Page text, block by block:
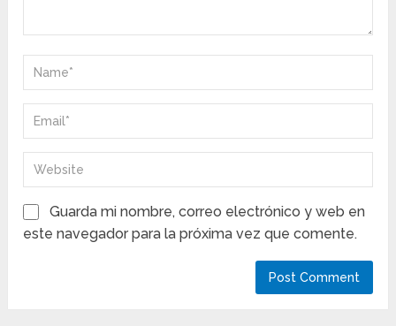
Guarda mi nombre, correo electrónico y web en
este navegador para la próxima vez que comente.